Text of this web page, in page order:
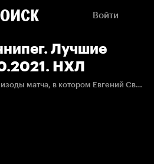
Войти
Лучшие
НХЛ
Все голы и самые яркие эпизоды матча, в котором Евгений Свечников забросил первую шайбу за Джетс